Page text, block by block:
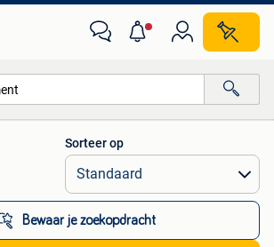
Alle afstanden…
Sorteer op
Bewaar je zoekopdracht